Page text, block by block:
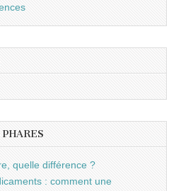
quelle différence ?
: comment une